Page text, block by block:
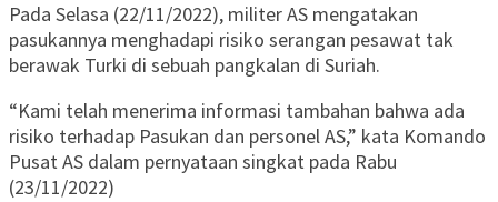
Pada Selasa (22/11/2022), militer AS mengatakan
pasukannya menghadapi risiko serangan pesawat tak
berawak Turki di sebuah pangkalan di Suriah.
“Kami telah menerima informasi tambahan bahwa ada
risiko terhadap Pasukan dan personel AS,” kata Komando
Pusat AS dalam pernyataan singkat pada Rabu
(23/11/2022)